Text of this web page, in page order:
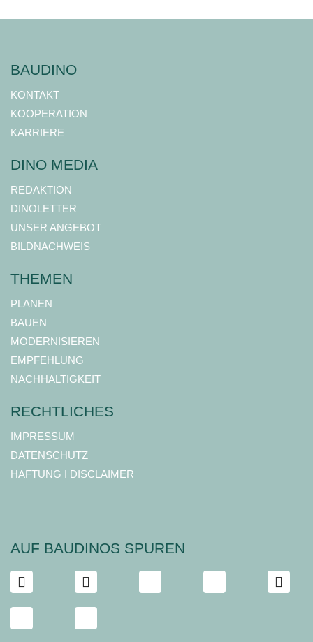
BAUDINO
KONTAKT
KOOPERATION
KARRIERE
DINO MEDIA
REDAKTION
DINOLETTER
UNSER ANGEBOT
BILDNACHWEIS
THEMEN
PLANEN
BAUEN
MODERNISIEREN
EMPFEHLUNG
NACHHALTIGKEIT
RECHTLICHES
IMPRESSUM
DATENSCHUTZ
HAFTUNG I DISCLAIMER
AUF BAUDINOS SPUREN